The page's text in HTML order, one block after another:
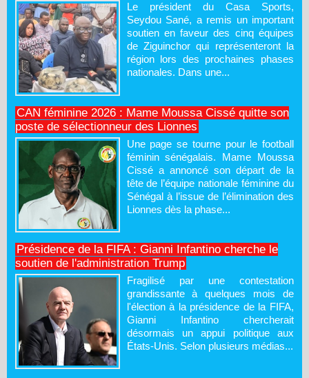
Le président du Casa Sports,
Seydou Sané, a remis un important
soutien en faveur des cinq équipes
de Ziguinchor qui représenteront la
région lors des prochaines phases
nationales. Dans une...
CAN féminine 2026 : Mame Moussa Cissé quitte son
poste de sélectionneur des Lionnes
Une page se tourne pour le football
féminin sénégalais. Mame Moussa
Cissé a annoncé son départ de la
tête de l’équipe nationale féminine du
Sénégal à l’issue de l’élimination des
Lionnes dès la phase...
Présidence de la FIFA : Gianni Infantino cherche le
soutien de l'administration Trump
Fragilisé par une contestation
grandissante à quelques mois de
l'élection à la présidence de la FIFA,
Gianni Infantino chercherait
désormais un appui politique aux
États-Unis. Selon plusieurs médias...